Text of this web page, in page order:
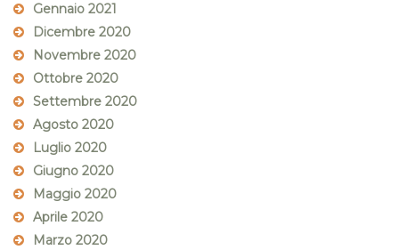
Gennaio 2021
Dicembre 2020
Novembre 2020
Ottobre 2020
Settembre 2020
Agosto 2020
Luglio 2020
Giugno 2020
Maggio 2020
Aprile 2020
Marzo 2020